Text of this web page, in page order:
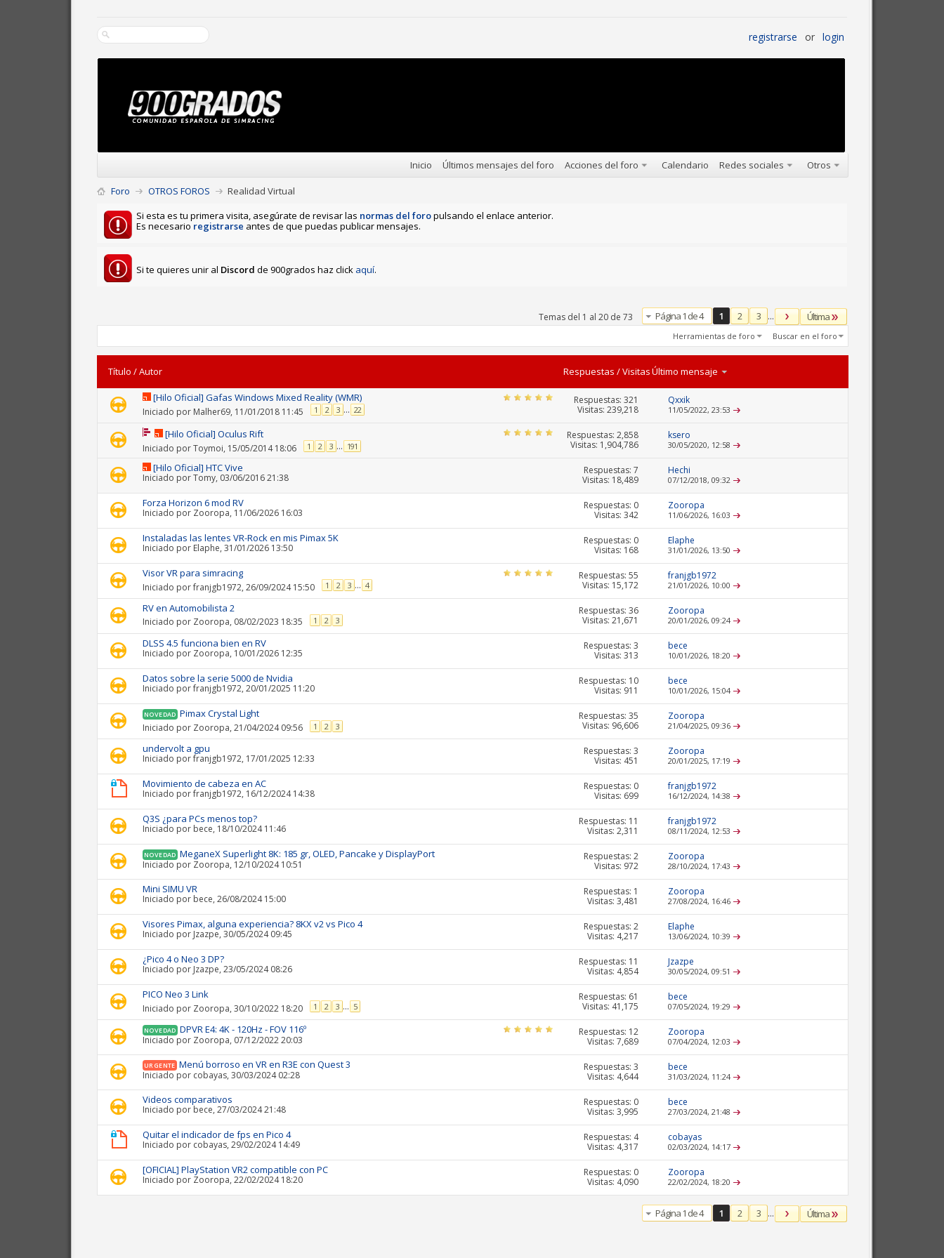
registrarse or login
Inicio Últimos mensajes del foro Acciones del foro Calendario Redes sociales Otros
Foro OTROS FOROS
Realidad Virtual
Si esta es tu primera visita, asegúrate de revisar las normas del foropulsando el enlace anterior.
Es necesario registrarse antes de que puedas publicar mensajes.
Si te quieres unir al Discord de 900grados haz click aquí.
Página 1 de 4 1 2 3 ... Última
Temas del 1 al 20 de 73
Herramientas de foro Buscar en el foro
Título /Autor Respuestas /VisitasÚltimo mensaje
[Hilo Oficial] Gafas Windows Mixed Reality (WMR)
Iniciado por Malher69, 11/01/2018 11:45 1 2 3 ... 22
Respuestas:321
Visitas: 239,218
Qxxik
11/05/2022, 23:53
[Hilo Oficial] Oculus Rift
Iniciado porToymoi, 15/05/2014 18:06 1 2 3 ... 191
Respuestas:2,858
Visitas: 1,904,786
ksero
30/05/2020, 12:58
[Hilo Oficial] HTC Vive
Iniciado porTomy, 03/06/2016 21:38
Respuestas:7
Visitas: 18,489
Hechi
07/12/2018, 09:32
Forza Horizon 6 mod RV
Iniciado por Zooropa, 11/06/2026 16:03
Respuestas: 0
Visitas: 342
Zooropa
11/06/2026, 16:03
Instaladas las lentes VR-Rock en mis Pimax 5K
Iniciado por Elaphe, 31/01/2026 13:50
Respuestas: 0
Visitas: 168
Elaphe
31/01/2026, 13:50
Visor VR para simracing
Iniciado porfranjgb1972, 26/09/2024 15:50 1 2 3 ... 4
Respuestas:55
Visitas: 15,172
franjgb1972
21/01/2026, 10:00
RV en Automobilista 2
Iniciado por Zooropa, 08/02/2023 18:35 1 2 3
Respuestas:36
Visitas: 21,671
Zooropa
20/01/2026, 09:24
DLSS 4.5 funciona bien en RV
Iniciado por Zooropa, 10/01/2026 12:35
Respuestas:3
Visitas: 313
bece
10/01/2026, 18:20
Datos sobre la serie 5000 de Nvidia
Iniciado porfranjgb1972, 20/01/2025 11:20
Respuestas: 10
Visitas: 911
bece
10/01/2026, 15:04
NOVEDAD Pimax Crystal Light
Iniciado por Zooropa, 21/04/2024 09:56 1 2 3
Respuestas:35
Visitas: 96,606
Zooropa
21/04/2025, 09:36
undervolt a gpu
Iniciado porfranjgb1972, 17/01/2025 12:33
Respuestas:3
Visitas: 451
Zooropa
20/01/2025, 17:19
Movimiento de cabeza en AC
Iniciado porfranjgb1972, 16/12/2024 14:38
Respuestas: 0
Visitas: 699
franjgb1972
16/12/2024, 14:38
Q3S ¿para PCs menos top?
Iniciado por bece, 18/10/2024 11:46
Respuestas: 11
Visitas: 2,311
franjgb1972
08/11/2024, 12:53
NOVEDAD MeganeX Superlight 8K: 185 gr, OLED, Pancake y DisplayPort
Iniciado por Zooropa, 12/10/2024 10:51
Respuestas:2
Visitas: 972
Zooropa
28/10/2024, 17:43
Mini SIMU VR
Iniciado por bece, 26/08/2024 15:00
Respuestas: 1
Visitas: 3,481
Zooropa
27/08/2024, 16:46
Visores Pimax, alguna experiencia? 8KX v2 vs Pico 4
Iniciado por Jzazpe, 30/05/2024 09:45
Respuestas:2
Visitas: 4,217
Elaphe
13/06/2024, 10:39
¿Pico 4 o Neo 3 DP?
Iniciado por Jzazpe, 23/05/2024 08:26
Respuestas: 11
Visitas: 4,854
Jzazpe
30/05/2024, 09:51
PICO Neo 3 Link
Iniciado por Zooropa, 30/10/2022 18:20 1 2 3 ... 5
Respuestas: 61
Visitas: 41,175
bece
07/05/2024, 19:29
NOVEDAD DPVR E4: 4K - 120Hz - FOV 116º
Iniciado por Zooropa, 07/12/2022 20:03
Respuestas: 12
Visitas: 7,689
Zooropa
07/04/2024, 12:03
URGENTE Menú borroso en VR en R3E con Quest 3
Iniciado por cobayas, 30/03/2024 02:28
Respuestas:3
Visitas: 4,644
bece
31/03/2024, 11:24
Videos comparativos
Iniciado por bece, 27/03/2024 21:48
Respuestas: 0
Visitas: 3,995
bece
27/03/2024, 21:48
Quitar el indicador de fps en Pico 4
Iniciado por cobayas, 29/02/2024 14:49
Respuestas: 4
Visitas: 4,317
cobayas
02/03/2024, 14:17
[OFICIAL] PlayStation VR2 compatible con PC
Iniciado por Zooropa, 22/02/2024 18:20
Respuestas: 0
Visitas: 4,090
Zooropa
22/02/2024, 18:20
Página 1 de 4 1 2 3 ... Última